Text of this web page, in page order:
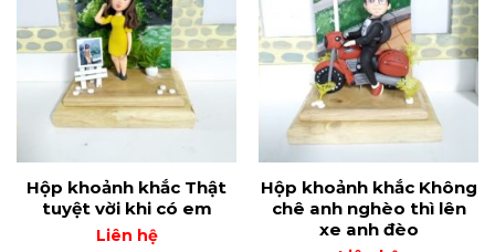
Hộp khoảnh khắc Thật
tuyệt vời khi có em
Liên hệ
Hộp khoảnh khắc Không
chê anh nghèo thì lên
xe anh đèo